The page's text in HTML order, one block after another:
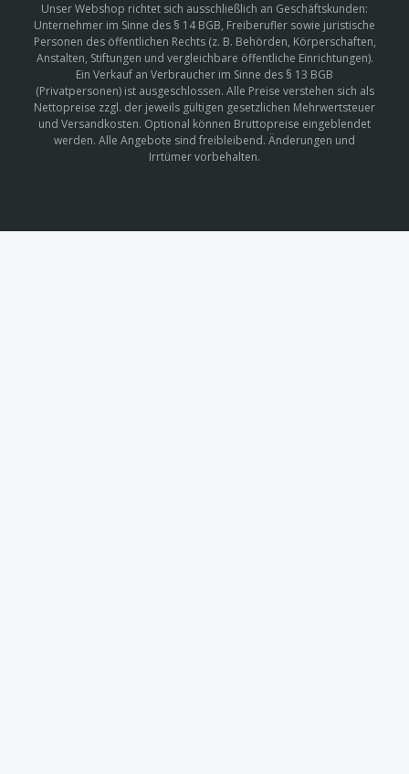
Unser Webshop richtet sich ausschließlich an Geschäftskunden:
Unternehmer im Sinne des § 14 BGB, Freiberufler sowie juristische
Personen des öffentlichen Rechts (z. B. Behörden, Körperschaften,
Anstalten, Stiftungen und vergleichbare öffentliche Einrichtungen).
Ein Verkauf an Verbraucher im Sinne des § 13 BGB
(Privatpersonen) ist ausgeschlossen. Alle Preise verstehen sich als
Nettopreise zzgl. der jeweils gültigen gesetzlichen Mehrwertsteuer
und Versandkosten. Optional können Bruttopreise eingeblendet
werden. Alle Angebote sind freibleibend. Änderungen und
Irrtümer vorbehalten.